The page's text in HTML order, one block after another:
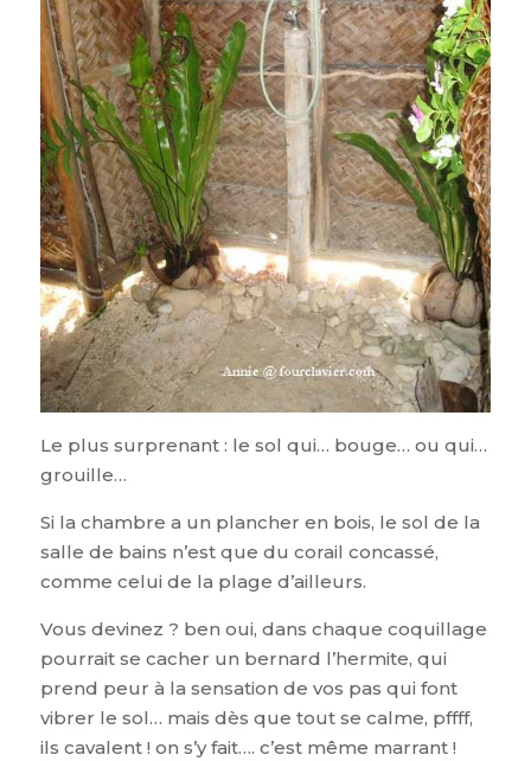
Le plus surprenant : le sol qui… bouge… ou qui…
grouille…
Si la chambre a un plancher en bois, le sol de la
salle de bains n’est que du corail concassé,
comme celui de la plage d’ailleurs.
Vous devinez ? ben oui, dans chaque coquillage
pourrait se cacher un bernard l’hermite, qui
prend peur à la sensation de vos pas qui font
vibrer le sol… mais dès que tout se calme, pffff,
ils cavalent ! on s’y fait…. c’est même marrant !